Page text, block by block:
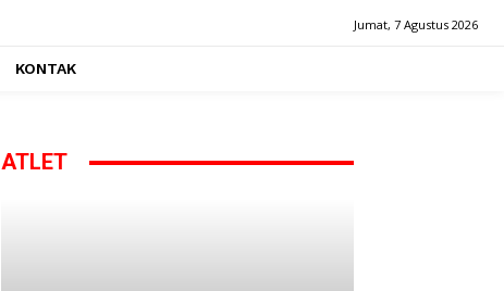
Jumat, 7 Agustus 2026
KONTAK
ATLET